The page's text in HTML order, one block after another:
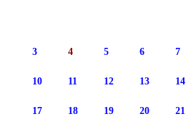
3 4 5 6 7
10 11 12 13 14
17 18 19 20 21